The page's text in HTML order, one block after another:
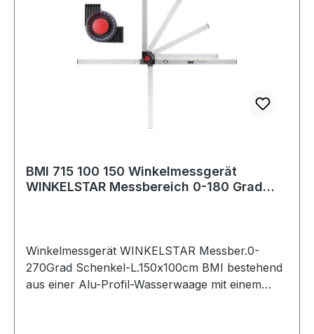
BMI 715 100 150 Winkelmessgerät
WINKELSTAR Messbereich 0-180 Grad
Winkelmessgerät WINKELSTAR Messber.0-
270Grad Schenkel-L.150x100cm BMI bestehend
aus einer Alu-Profil-Wasserwaage mit einem